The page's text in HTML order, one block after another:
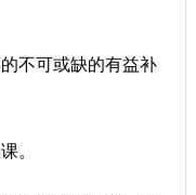
不可或缺的有益补
。